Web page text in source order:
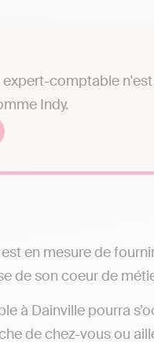
comptable
Indy.
en mesure de
de son coeur de
à Dainville pourra
de chez-vous ou